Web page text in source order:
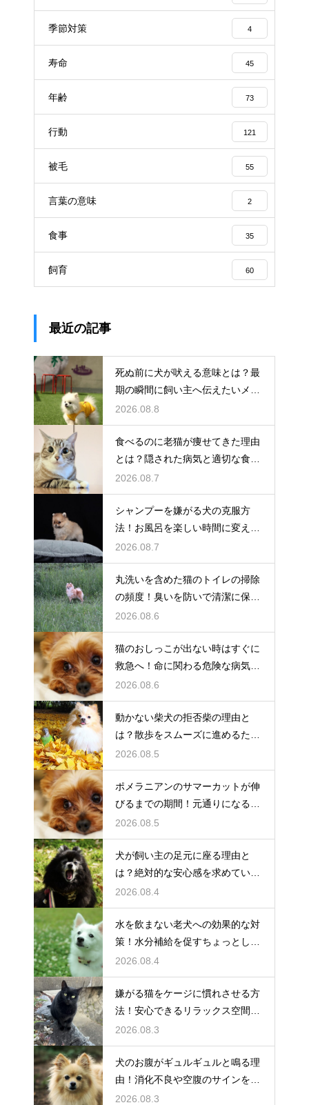
季節対策 4
寿命 45
年齢 73
行動 121
被毛 55
言葉の意味 2
食事 35
飼育 60
最近の記事
死ぬ前に犬が吠える意味とは？最
期の瞬間に飼い主へ伝えたいメッ
セージ
2026.08.8
食べるのに老猫が痩せてきた理由
とは？隠された病気と適切な食事
ケア
2026.08.7
シャンプーを嫌がる犬の克服方
法！お風呂を楽しい時間に変える
魔法
2026.08.7
丸洗いを含めた猫のトイレの掃除
の頻度！臭いを防いで清潔に保つ
コツ
2026.08.6
猫のおしっこが出ない時はすぐに
救急へ！命に関わる危険な病気と
は
2026.08.6
動かない柴犬の拒否柴の理由と
は？散歩をスムーズに進めるため
の対策
2026.08.5
ポメラニアンのサマーカットが伸
びるまでの期間！元通りになるの
か
2026.08.5
犬が飼い主の足元に座る理由と
は？絶対的な安心感を求めている
心理
2026.08.4
水を飲まない老犬への効果的な対
策！水分補給を促すちょっとした
工夫
2026.08.4
嫌がる猫をケージに慣れさせる方
法！安心できるリラックス空間の
作り方
2026.08.3
犬のお腹がギュルギュルと鳴る理
由！消化不良や空腹のサインを解
説
2026.08.3